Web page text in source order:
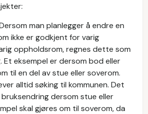
man planlegger å endre en
ikke er godkjent for varig
oppholdsrom, regnes dette som
Et eksempel er dersom bod eller
til en del av stue eller soverom.
alltid søking til kommunen. Det
dersom stue eller
skal gjøres om til soverom, da